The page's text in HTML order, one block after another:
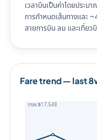
เวลาบินเป็นค่าโดยประ
การกำหนดเส้นทางและ
สายการบิน ลม และเที่ยว
Fare trend — last
max ฿17,548